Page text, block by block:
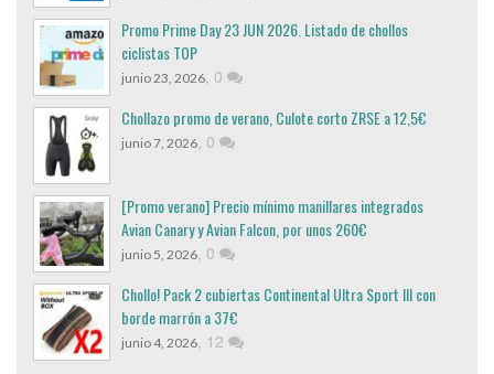
Promo Prime Day 23 JUN 2026. Listado de chollos
ciclistas TOP
junio 23, 2026, 0
Chollazo promo de verano, Culote corto ZRSE a 12,5€
junio 7, 2026, 0
[Promo verano] Precio mínimo manillares integrados
Avian Canary y Avian Falcon, por unos 260€
junio 5, 2026, 0
Chollo! Pack 2 cubiertas Continental Ultra Sport III con
borde marrón a 37€
junio 4, 2026, 12